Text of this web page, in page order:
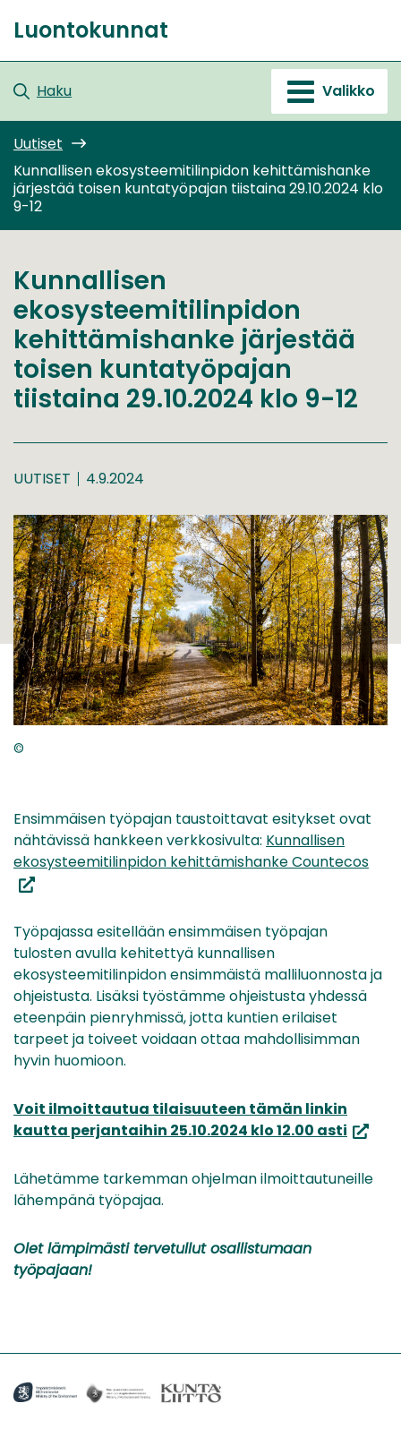
sisältöön
Etusivu
Luontokunnat
Haku Valikko
Uutiset
Kunnallisen ekosysteemitilinpidon kehittämishanke
järjestää toisen kuntatyöpajan tiistaina 29.10.2024 klo
9-12
Kunnallisen
ekosysteemitilinpidon
kehittämishanke järjestää
toisen kuntatyöpajan
tiistaina 29.10.2024 klo 9-12
UUTISET 4.9.2024
©
Ensimmäisen työpajan taustoittavat esitykset ovat
nähtävissä hankkeen verkkosivulta: Kunnallisen
ekosysteemitilinpidon kehittämishanke Countecos
Työpajassa esitellään ensimmäisen työpajan
tulosten avulla kehitettyä kunnallisen
ekosysteemitilinpidon ensimmäistä malliluonnosta ja
ohjeistusta. Lisäksi työstämme ohjeistusta yhdessä
eteenpäin pienryhmissä, jotta kuntien erilaiset
tarpeet ja toiveet voidaan ottaa mahdollisimman
hyvin huomioon.
Voit ilmoittautua tilaisuuteen tämän linkin
kautta perjantaihin 25.10.2024 klo 12.00 asti (siirryt
Lähetämme tarkemman ohjelman ilmoittautuneille
lähempänä työpajaa.
Olet lämpimästi tervetullut osallistumaan
työpajaan!